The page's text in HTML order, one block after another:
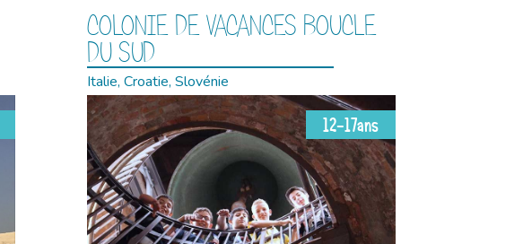
COLONIE DE VACANCES BOUCLE
DU SUD
Italie, Croatie, Slovénie
12-17ans